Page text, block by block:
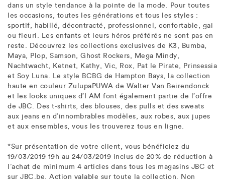
dans un style tendance à la pointe de la mode. Pour toutes
les occasions, toutes les générations et tous les styles :
sportif, habillé, décontracté, professionnel, confortable, gai
ou fleuri. Les enfants et leurs héros préférés ne sont pas en
reste. Découvrez les collections exclusives de K3, Bumba,
Maya, Plop, Samson, Ghost Rockers, Mega Mindy,
Nachtwacht, Ketnet, Kathy, Vic, Rox, Pat le Pirate, Prinsessia
et Soy Luna. Le style BCBG de Hampton Bays, la collection
haute en couleur ZulupaPUWA de Walter Van Beirendonck
et les looks uniques d’I AM font également partie de l’offre
de JBC. Des t-shirts, des blouses, des pulls et des sweats
aux jeans en d’innombrables modèles, aux robes, aux jupes
et aux ensembles, vous les trouverez tous en ligne.
*Sur présentation de votre client, vous bénéficiez du
19/03/2019 19h au 24/03/2019 inclus de 20% de réduction à
l’achat de minimum 4 articles dans tous les magasins JBC et
sur JBC.be. Action valable sur toute la collection. Non